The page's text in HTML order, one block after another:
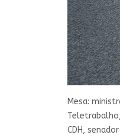
Mesa:
CDH,